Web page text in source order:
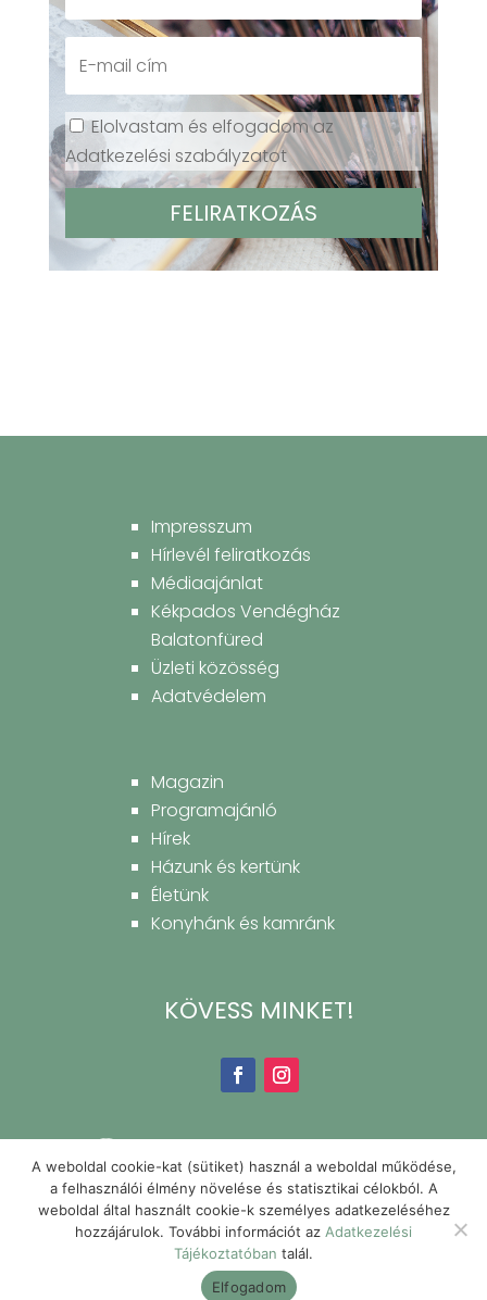
Elolvastam és elfogadom az
Adatkezelési szabályzatot
Impresszum
Hírlevél feliratkozás
Médiaajánlat
Kékpados Vendégház
Balatonfüred
Üzleti közösség
Adatvédelem
Magazin
Programajánló
Hírek
Házunk és kertünk
Életünk
Konyhánk és kamránk
KÖVESS MINKET!
A weboldal cookie-kat (sütiket) használ a weboldal működése,
a felhasználói élmény növelése és statisztikai célokból. A
weboldal által használt cookie-k személyes adatkezeléséhez
hozzájárulok. További információt az Adatkezelési
Tájékoztatóban talál.
Elfogadom